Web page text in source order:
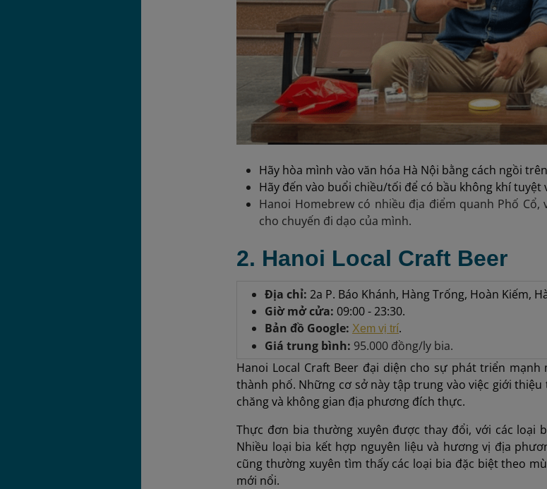
Hãy hòa mình vào văn hóa Hà Nội bằng cách ngồi
Hãy đến vào buổi chiều/tối để có bầu không khí tuyệt
Hanoi Homebrew có nhiều địa điểm quanh Phố
cho chuyến đi dạo của mình.
2. Hanoi Local Craft Beer
Địa chỉ: 2a P. Báo Khánh, Hàng Trống, Hoàn Kiếm,
Giờ mở cửa: 09:00 - 23:30.
Bản đồ Google: Xem vị trí.
Giá trung bình: 95.000 đồng/ly bia.
Hanoi Local Craft Beer đại diện cho sự phát triển
thành phố. Những cơ sở này tập trung vào việc giới
chăng và không gian địa phương đích thực.
Thực đơn bia thường xuyên được thay đổi, với các loại
Nhiều loại bia kết hợp nguyên liệu và hương vị địa
cũng thường xuyên tìm thấy các loại bia đặc biệt theo
mới nổi.